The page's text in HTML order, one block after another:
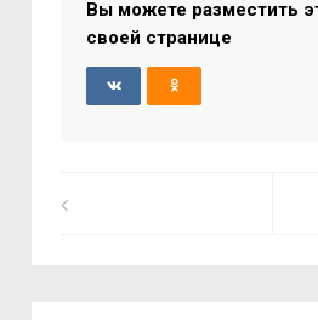
Вы можете разместить
своей странице